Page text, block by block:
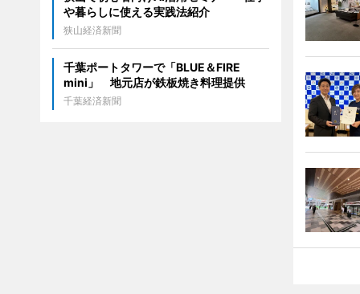
や暮らしに使える実践法紹介
狭山経済新聞
千葉ポートタワーで「BLUE＆FIRE
mini」 地元店が鉄板焼き料理提供
千葉経済新聞